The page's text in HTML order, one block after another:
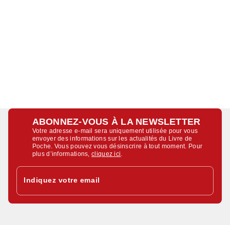
ABONNEZ-VOUS À LA NEWSLETTER
Votre adresse e-mail sera uniquement utilisée pour vous
envoyer des informations sur les actualités du Livre de
Poche. Vous pouvez vous désinscrire à tout moment. Pour
plus d’informations,cliquez ici
Indiquez votre email